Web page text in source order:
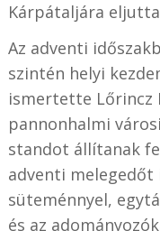
Kárpátaljára
Az adventi
szintén helyi
ismertette Lőrincz
pannonhalmi
standot állítanak
adventi
süteménnyel,
és az